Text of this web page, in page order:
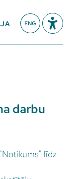
ENG
darbu
līdz